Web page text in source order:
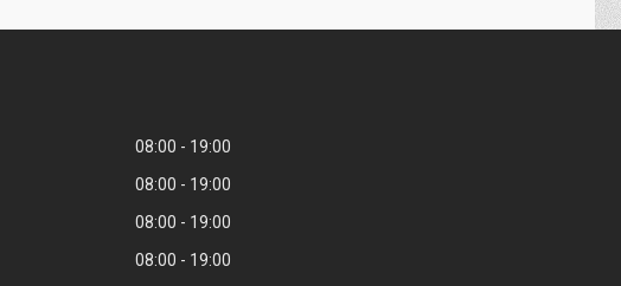
08:00
19:00
08:00
19:00
08:00
19:00
08:00
19:00